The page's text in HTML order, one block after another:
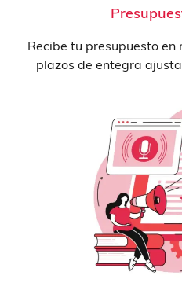
Recibe tu presupuesto en
plazos de entegra